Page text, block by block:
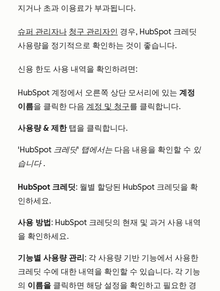
지거나 초과 이용료가 부과됩니다.
슈퍼 관리자나 청구 관리자인 경우, HubSpot 크레딧
사용량을 정기적으로 확인하는 것이 좋습니다.
신용 한도 사용 내역을 확인하려면:
HubSpot 계정에서 오른쪽 상단 모서리에 있는 계정
이름을 클릭한 다음 계정 및 청구를 클릭합니다.
사용량 & 제한탭을 클릭합니다.
'HubSpot 크레딧' 탭에서는 다음 내용을 확인할 수 있
습니다 .
HubSpot 크레딧: 월별 할당된 HubSpot 크레딧을 확
인하세요.
사용 방법: HubSpot 크레딧의 현재 및 과거 사용 내역
을 확인하세요.
기능별 사용량 관리: 각 사용량 기반 기능에서 사용한
크레딧 수에 대한 내역을 확인할 수 있습니다. 각 기능
의 이름을 클릭하면 해당 설정을 확인하고 필요한 경